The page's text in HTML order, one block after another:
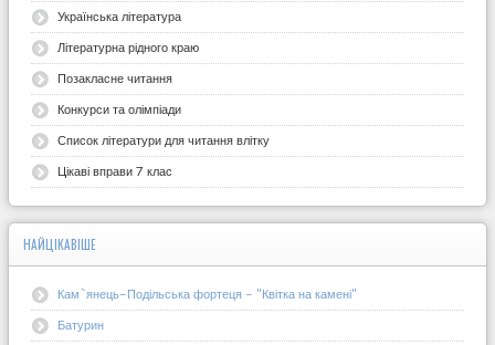
Українська література
Літературна рідного краю
Позакласне читання
Конкурси та олімпіади
Список літератури для читання влітку
Цікаві вправи 7 клас
НАЙЦІКАВІШЕ
Кам`янець-Подільська фортеця - "Квітка на камені"
Батурин